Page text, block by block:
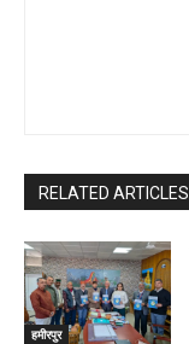
RELATED ARTICLES
हमीरपुर